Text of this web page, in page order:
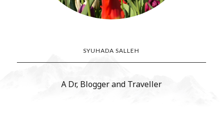
SYUHADA SALLEH
A Dr, Blogger and Traveller